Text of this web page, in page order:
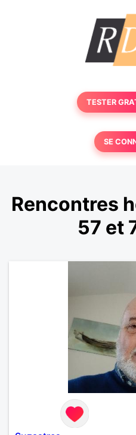
TESTER
SE
Rencontres
57 et